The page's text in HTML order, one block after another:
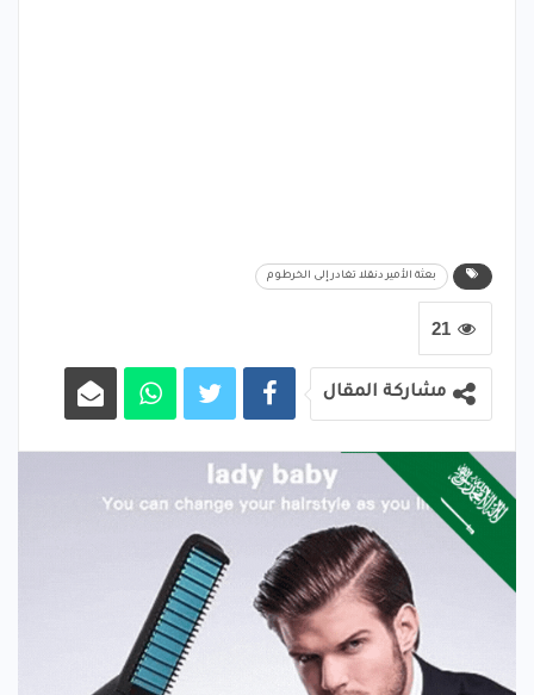
بعثة الأمير دنقلا تغادر إلى الخرطوم
21
مشاركة المقال